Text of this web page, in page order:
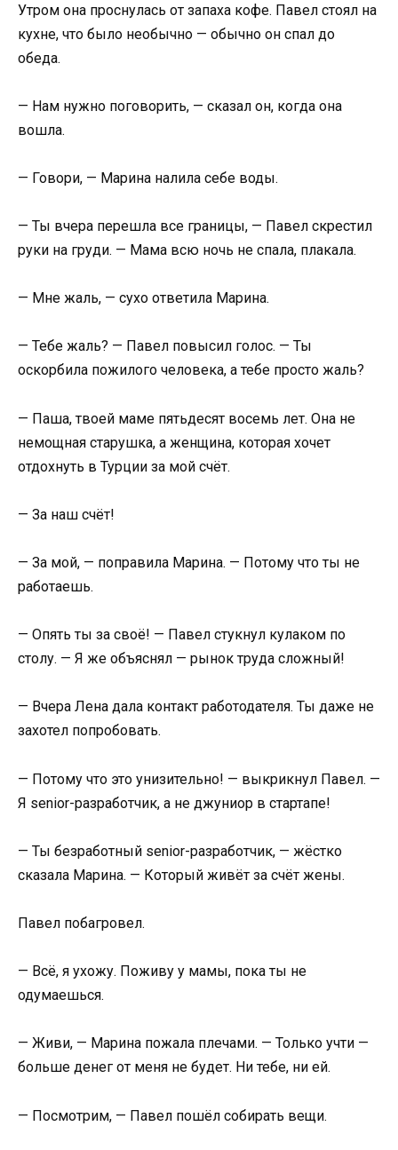
Утром она проснулась от запаха кофе. Павел стоял на
кухне, что было необычно — обычно он спал до
обеда.
— Нам нужно поговорить, — сказал он, когда она
вошла.
— Говори, — Марина налила себе воды.
— Ты вчера перешла все границы, — Павел скрестил
руки на груди. — Мама всю ночь не спала, плакала.
— Мне жаль, — сухо ответила Марина.
— Тебе жаль? — Павел повысил голос. — Ты
оскорбила пожилого человека, а тебе просто жаль?
— Паша, твоей маме пятьдесят восемь лет. Она не
немощная старушка, а женщина, которая хочет
отдохнуть в Турции за мой счёт.
— За наш счёт!
— За мой, — поправила Марина. — Потому что ты не
работаешь.
— Опять ты за своё! — Павел стукнул кулаком по
столу. — Я же объяснял — рынок труда сложный!
— Вчера Лена дала контакт работодателя. Ты даже не
захотел попробовать.
— Потому что это унизительно! — выкрикнул Павел. —
Я senior-разработчик, а не джуниор в стартапе!
— Ты безработный senior-разработчик, — жёстко
сказала Марина. — Который живёт за счёт жены.
Павел побагровел.
— Всё, я ухожу. Поживу у мамы, пока ты не
одумаешься.
— Живи, — Марина пожала плечами. — Только учти —
больше денег от меня не будет. Ни тебе, ни ей.
— Посмотрим, — Павел пошёл собирать вещи.